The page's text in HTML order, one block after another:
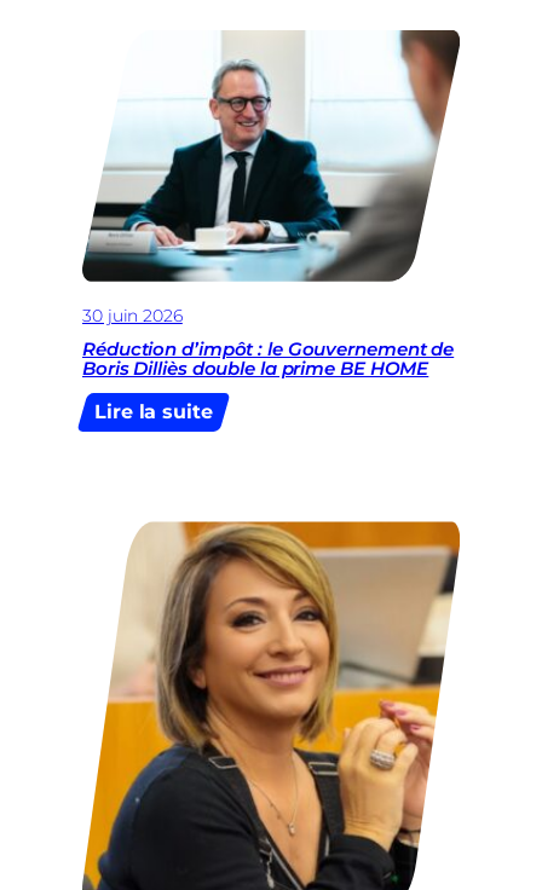
avance
maintient
son
cap
!
30 juin 2026
Réduction d’impôt : le Gouvernement de
Boris Dilliès double la prime BE HOME
Lire la suite:
Réduction
le
Gouvernement
de
Boris
Dilliès
double
prime
BE
HOME